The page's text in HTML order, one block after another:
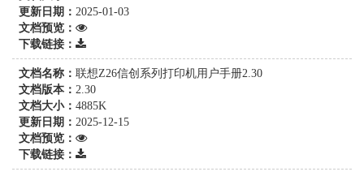
更新日期： 2025-01-03
文档预览：
下载链接：
文档名称： 联想Z26信创系列打印机用户手册2.30
文档版本： 2.30
文档大小： 4885K
更新日期： 2025-12-15
文档预览：
下载链接：